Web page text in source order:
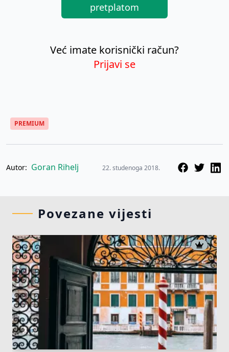
pretplatom
Već imate korisnički račun?
Prijavi se
PREMIUM
Autor: Goran Rihelj 22. studenoga 2018.
Povezane vijesti